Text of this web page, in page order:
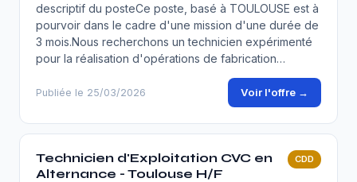
descriptif du posteCe poste, basé à TOULOUSE est à
pourvoir dans le cadre d'une mission d'une durée de
3 mois.Nous recherchons un technicien expérimenté
pour la réalisation d'opérations de fabrication…
Publiée le 25/03/2026 Voir l'offre →
Technicien d'Exploitation CVC en
Alternance - Toulouse H/F
CDD